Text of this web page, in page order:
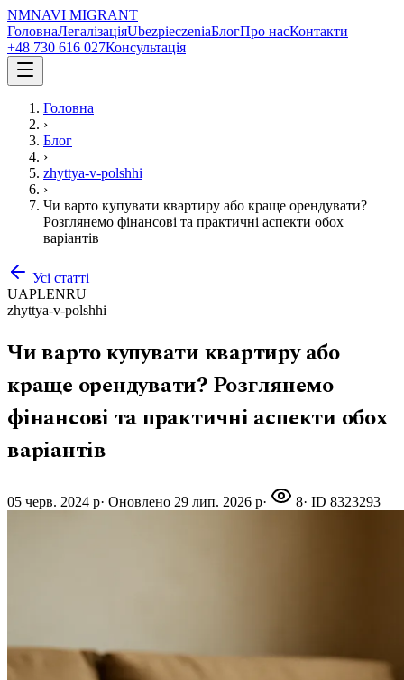
NMNAVI MIGRANT
ГоловнаЛегалізаціяUbezpieczeniaБлогПро насКонтакти
+48 730 616 027Консультація
Головна
›
Блог
›
zhyttya-v-polshhi
›
Чи варто купувати квартиру або краще орендувати?
Розглянемо фінансові та практичні аспекти обох
варіантів
Усі статті
UAPLENRU
zhyttya-v-polshhi
Чи варто купувати квартиру або
краще орендувати? Розглянемо
фінансові та практичні аспекти обох
варіантів
05 черв. 2024 р· Оновлено 29 лип. 2026 р· 8· ID 8323293